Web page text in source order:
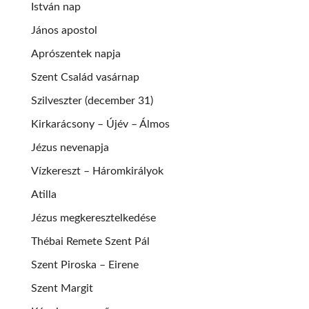
István nap
János apostol
Aprószentek napja
Szent Család vasárnap
Szilveszter (december 31)
Kirkarácsony – Újév – Álmos
Jézus nevenapja
Vízkereszt – Háromkirályok
Atilla
Jézus megkeresztelkedése
Thébai Remete Szent Pál
Szent Piroska – Eirene
Szent Margit